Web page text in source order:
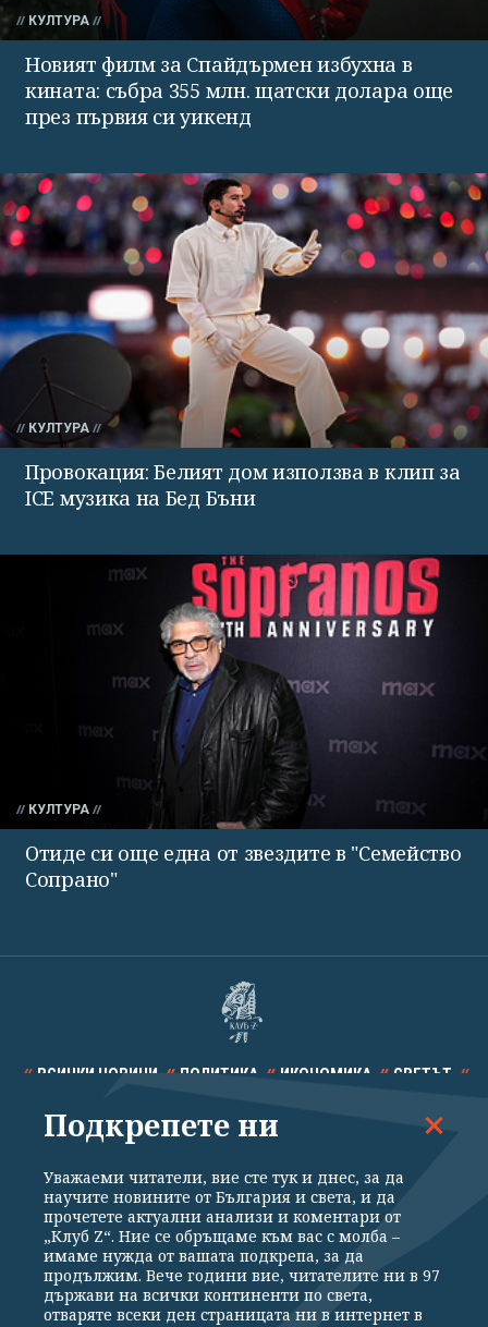
КУЛТУРА
Новият филм за Спайдърмен избухна в
кината: събра 355 млн. щатски долара още
през първия си уикенд
КУЛТУРА
Провокация: Белият дом използва в клип за
ICE музика на Бед Бъни
КУЛТУРА
Отиде си още една от звездите в "Семейство
Сопрано"
ВСИЧКИ НОВИНИ ПОЛИТИКА ИКОНОМИКА СВЕТЪТ
СПОРТ КУЛТУРА ТЕХНОЛОГИИ КАЛЕЙДОСКОП
Общи условия
Политика за поверителност
Реклама
Партньори Контакти За Клуб Z
Подкрепете ни
Уважаеми читатели, вие сте тук и днес, за да
научите новините от България и света, и да
прочетете актуални анализи и коментари от
„Клуб Z“. Ние се обръщаме към вас с молба –
имаме нужда от вашата подкрепа, за да
продължим. Вече години вие, читателите ни в 97
държави на всички континенти по света,
отваряте всеки ден страницата ни в интернет в